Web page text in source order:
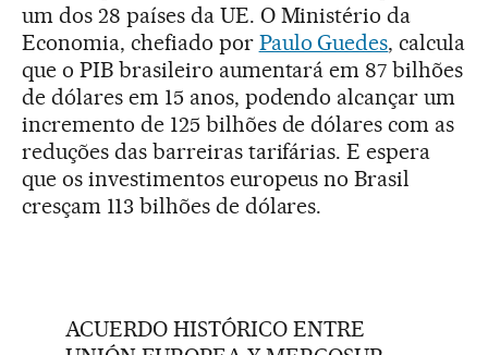
um dos 28 países da UE. O Ministério da
Economia, chefiado por Paulo Guedes, calcula
que o PIB brasileiro aumentará em 87 bilhões
de dólares em 15 anos, podendo alcançar um
incremento de 125 bilhões de dólares com as
reduções das barreiras tarifárias. E espera
que os investimentos europeus no Brasil
cresçam 113 bilhões de dólares.
ACUERDO HISTÓRICO ENTRE